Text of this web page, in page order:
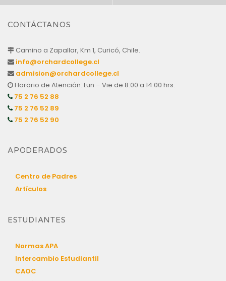
CONTÁCTANOS
Camino a Zapallar, Km 1, Curicó, Chile.
info@orchardcollege.cl
admision@orchardcollege.cl
Horario de Atención: Lun – Vie de 8:00 a 14:00 hrs.
75 2 76 52 88
75 2 76 52 89
75 2 76 52 90
APODERADOS
Centro de Padres
Artículos
ESTUDIANTES
Normas APA
Intercambio Estudiantil
CAOC